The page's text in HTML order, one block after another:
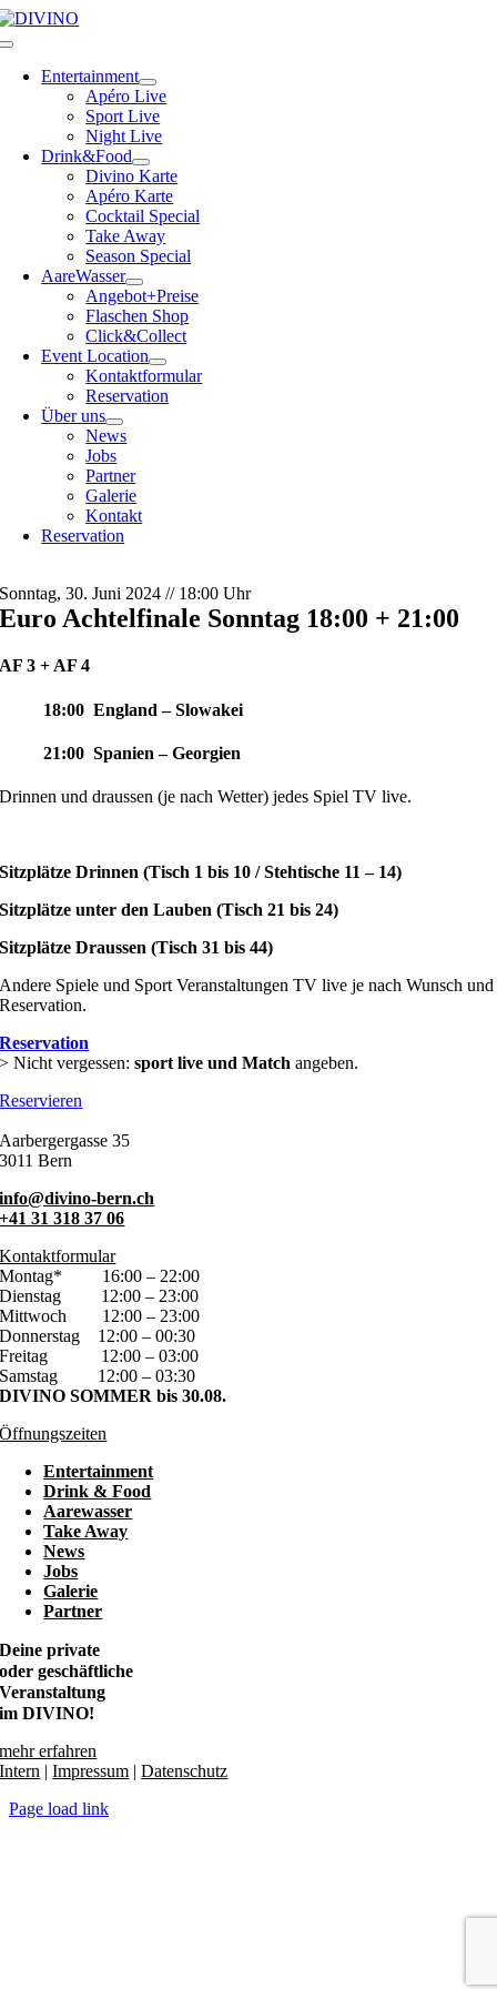
Skip
to
Toggle
NavigationEntertainment
Apéro Live
Sport Live
Night Live
Drink&Food
Divino Karte
Apéro Karte
Cocktail Special
Take Away
Season Special
AareWasser
Angebot+Preise
Flaschen Shop
Click&Collect
Event Location
Kontaktformular
Reservation
Über uns
News
Jobs
Partner
Galerie
Kontakt
Reservation
Sonntag, 30. Juni 2024 // 18:00 Uhr
Euro Achtelfinale Sonntag 18:00 + 21:00
AF 3 + AF 4
18:00 England – Slowakei
21:00 Spanien – Georgien
Drinnen und draussen (je nach Wetter) jedes Spiel TV live.
Sitzplätze Drinnen (Tisch 1 bis 10 / Stehtische 11 – 14)
Sitzplätze unter den Lauben (Tisch 21 bis 24)
Sitzplätze Draussen (Tisch 31 bis 44)
Andere Spiele und Sport Veranstaltungen TV live je nach Wunsch und
Reservation.
Reservation
> Nicht vergessen:sport live und Match angeben.
Reservieren
Aarbergergasse 35
3011 Bern
info@divino-bern.ch
+41 31 318 37 06
Kontaktformular
Montag*
16:00 – 22:00
Dienstag
12:00 – 23:00
Mittwoch
12:00 – 23:00
Donnerstag
12:00 – 00:30
Freitag
12:00 – 03:00
Samstag
12:00 – 03:30
DIVINO SOMMER bis 30.08.
Öffnungszeiten
Entertainment
Drink & Food
Aarewasser
Take Away
News
Jobs
Galerie
Partner
Deine private
oder geschäftliche
Veranstaltung
im DIVINO!
mehr erfahren
Intern |Impressum |Datenschutz
Page load link